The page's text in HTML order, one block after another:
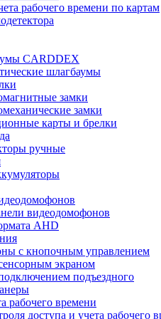
рабочего времени по картам
CARDDEX
шлагбаумы
замки
замки
карты и брелки
ручные
видеодомофонов
AHD
с кнопочным управлением
экраном
подъездного
рабочего времени
доступа и учета рабочего